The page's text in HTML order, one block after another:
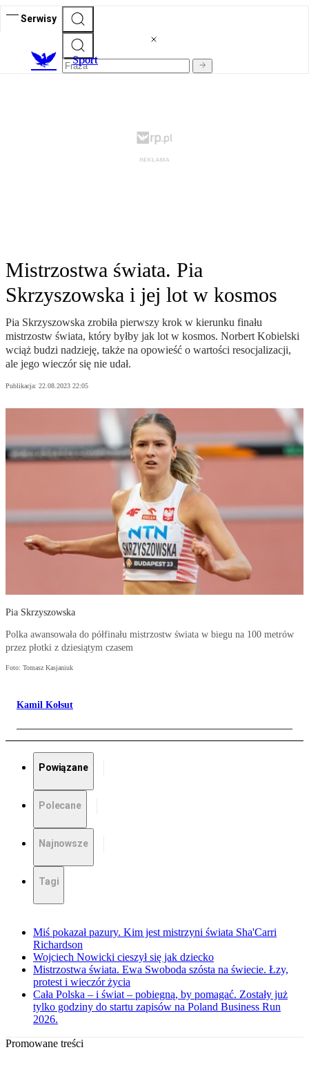
Serwisy
Sport
Mistrzostwa świata. Pia
Skrzyszowska i jej lot w kosmos
Pia Skrzyszowska zrobiła pierwszy krok w kierunku finału
mistrzostw świata, który byłby jak lot w kosmos. Norbert Kobielski
wciąż budzi nadzieję, także na opowieść o wartości resocjalizacji,
ale jego wieczór się nie udał.
Publikacja: 22.08.2023 22:05
Pia Skrzyszowska
Polka awansowała do półfinału mistrzostw świata w biegu na 100 metrów
przez płotki z dziesiątym czasem
Foto: Tomasz Kasjaniuk
Kamil Kołsut
Powiązane
Polecane
Najnowsze
Tagi
Miś pokazał pazury. Kim jest mistrzyni świata Sha'Carri
Richardson
Wojciech Nowicki cieszył się jak dziecko
Mistrzostwa świata. Ewa Swoboda szósta na świecie. Łzy,
protest i wieczór życia
Cała Polska – i świat – pobiegną, by pomagać. Zostały już
tylko godziny do startu zapisów na Poland Business Run
2026.
Promowane treści